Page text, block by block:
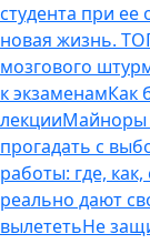
студента при
новая жизнь.
мозгового
к экзаменамКак
лекцииМайноры
прогадать с
работы: где, как,
реально дают
вылететьНе